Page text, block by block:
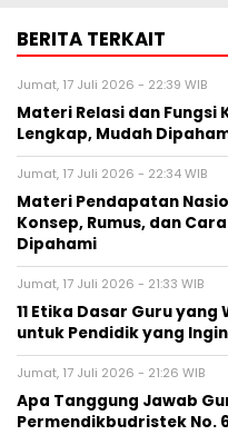
BERITA TERKAIT
Jumat, 17 Juli 2026 - 22:39 WIB
Materi Relasi dan Fungsi
Lengkap, Mudah
Jumat, 17 Juli 2026 - 22:34 WIB
Materi Pendapatan
Konsep, Rumus, dan
Dipahami
Jumat, 17 Juli 2026 - 21:33 WIB
11 Etika Dasar Guru
untuk Pendidik yang
Jumat, 17 Juli 2026 - 21:26 WIB
Apa Tanggung Jawab
Permendikbudristek No.